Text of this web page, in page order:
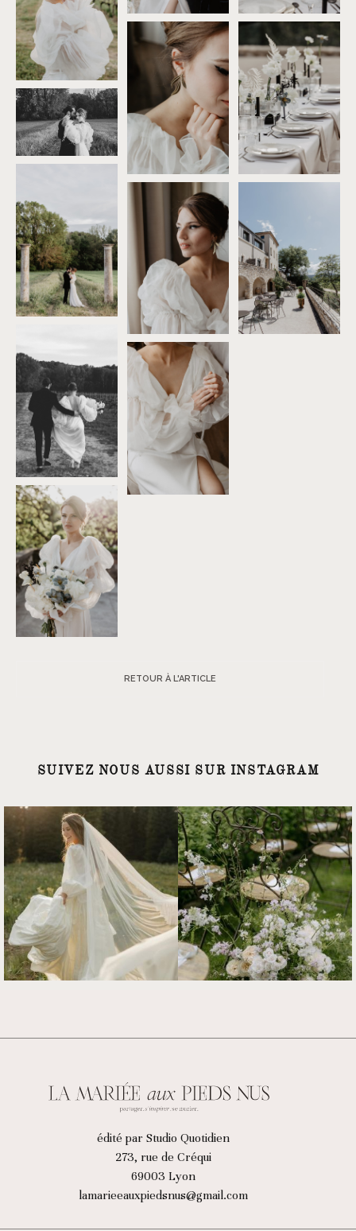
RETOUR À L'ARTICLE
SUIVEZ NOUS AUSSI SUR INSTAGRAM
édité par Studio Quotidien
273, rue de Créqui
69003 Lyon
lamarieeauxpiedsnus@gmail.com